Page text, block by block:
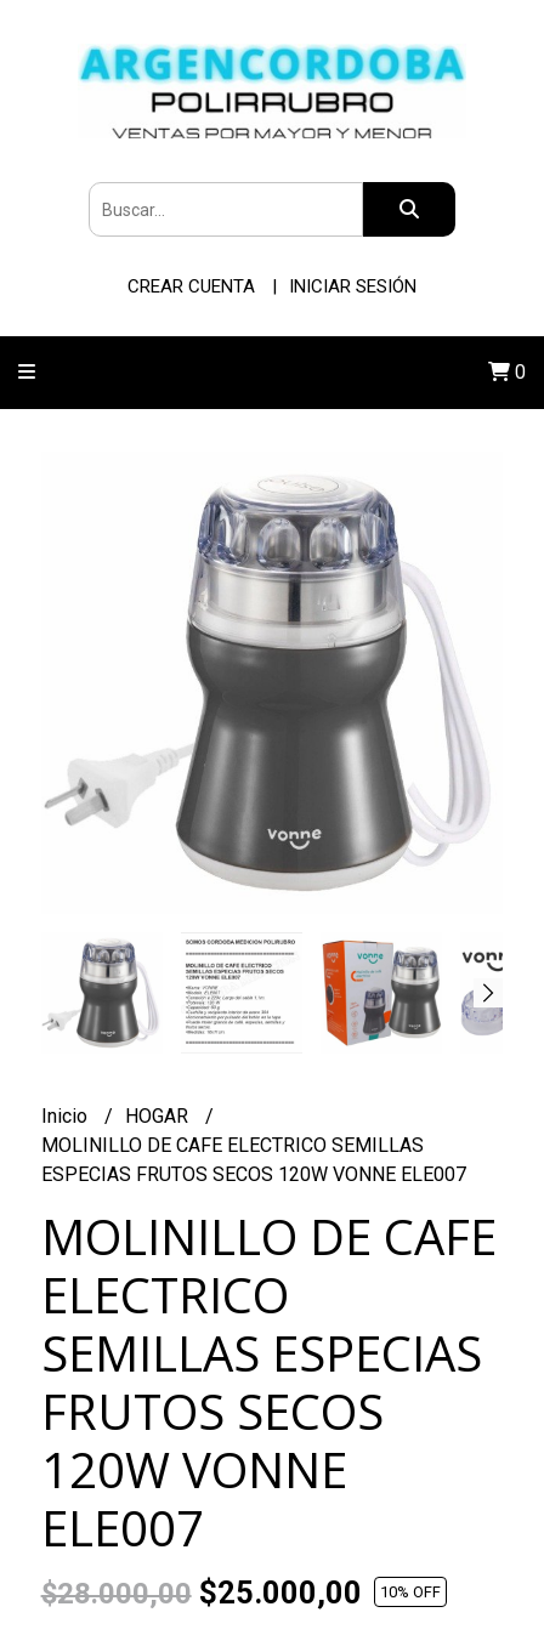
CREAR CUENTA INICIAR SESIÓN
0
Inicio
HOGAR
MOLINILLO DE CAFE ELECTRICO SEMILLAS
ESPECIAS FRUTOS SECOS 120W VONNE ELE007
MOLINILLO DE CAFE
ELECTRICO
SEMILLAS ESPECIAS
FRUTOS SECOS
120W VONNE
ELE007
$28.000,00$25.000,00 10% OFF